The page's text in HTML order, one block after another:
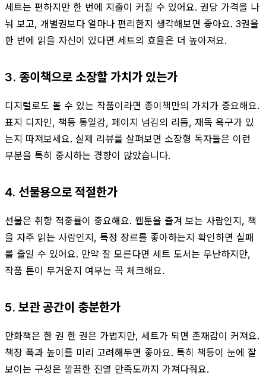
세트는 편하지만 한 번에 지출이 커질 수 있어요. 권당 가격을 나
눠 보고, 개별권보다 얼마나 편리한지 생각해보면 좋아요. 3권을
한 번에 읽을 자신이 있다면 세트의 효율은 더 높아져요.
3. 종이책으로 소장할 가치가 있는가
디지털로도 볼 수 있는 작품이라면 종이책만의 가치가 중요해요.
표지 디자인, 책등 통일감, 페이지 넘김의 리듬, 재독 욕구가 있
는지 따져보세요. 실제 리뷰를 살펴보면 소장형 독자들은 이런
부분을 특히 중시하는 경향이 많았습니다.
4. 선물용으로 적절한가
선물은 취향 적중률이 중요해요. 웹툰을 즐겨 보는 사람인지, 책
을 자주 읽는 사람인지, 특정 장르를 좋아하는지 확인하면 실패
를 줄일 수 있어요. 만약 잘 모른다면 세트 도서는 무난하지만,
작품 톤이 무거운지 여부는 꼭 체크해요.
5. 보관 공간이 충분한가
만화책은 한 권 한 권은 가볍지만, 세트가 되면 존재감이 커져요.
책장 폭과 높이를 미리 고려해두면 좋아요. 특히 책등이 눈에 잘
보이는 구성은 깔끔한 진열 만족도까지 가져다줘요.